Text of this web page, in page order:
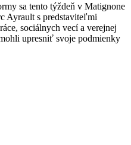
sa tento týždeň v Matignone
Ayrault s predstaviteľmi
sociálnych vecí a verejnej
upresniť svoje podmienky